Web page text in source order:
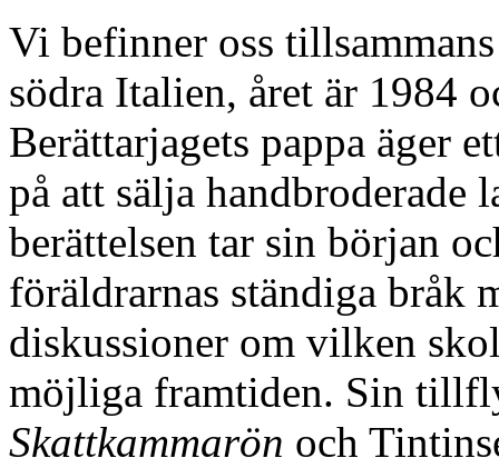
Vi befinner oss
södra Italien, året är 1984
Berättarjagets pappa äger
på att sälja handbroderade
berättelsen tar sin början
föräldrarnas ständiga bråk
diskussioner om vilken
möjliga framtiden. Sin
Skattkammarön och